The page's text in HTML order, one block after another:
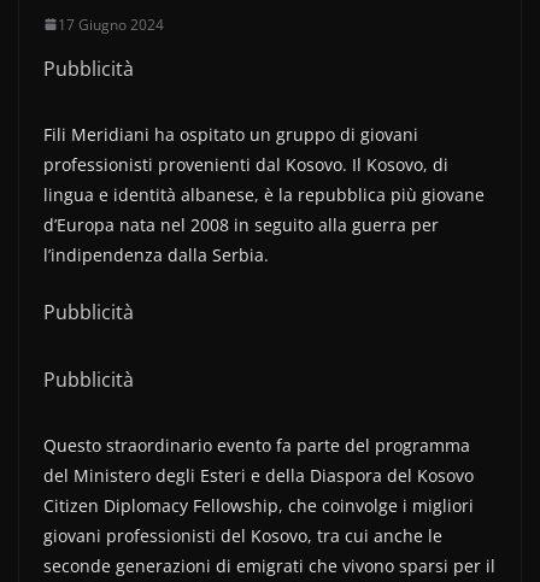
17 Giugno 2024
Pubblicità
Fili Meridiani ha ospitato un gruppo di giovani
professionisti provenienti dal Kosovo. Il Kosovo, di
lingua e identità albanese, è la repubblica più giovane
d’Europa nata nel 2008 in seguito alla guerra per
l’indipendenza dalla Serbia.
Pubblicità
Pubblicità
Questo straordinario evento fa parte del programma
del Ministero degli Esteri e della Diaspora del Kosovo
Citizen Diplomacy Fellowship, che coinvolge i migliori
giovani professionisti del Kosovo, tra cui anche le
seconde generazioni di emigrati che vivono sparsi per il